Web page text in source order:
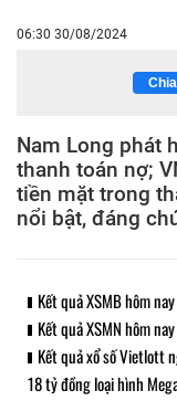
06:30 30/08/2024
Nam Long phát
thanh toán nợ;
tiền mặt trong
nổi bật, đáng
Kết quả XSMB hôm
Kết quả XSMN hôm
Kết quả xổ số Vietlott
18 tỷ đồng loại hình